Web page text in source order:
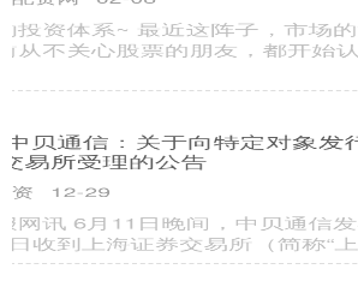
中国银行紧扣农时节奏和地方特色产业，
财富牛 冬天电动车跑不远！铅酸电池、
池，续航降多少？
正规炒股配资网 02-09
到了寒冷的冬季，车主会明显感觉电动车